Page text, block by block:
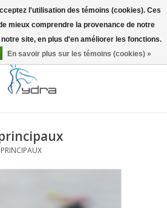
l'utilisation des témoins (cookies). Ces
mieux comprendre la provenance de notre
site, en plus d'en améliorer les fonctions.
En savoir plus sur les témoins (cookies) »